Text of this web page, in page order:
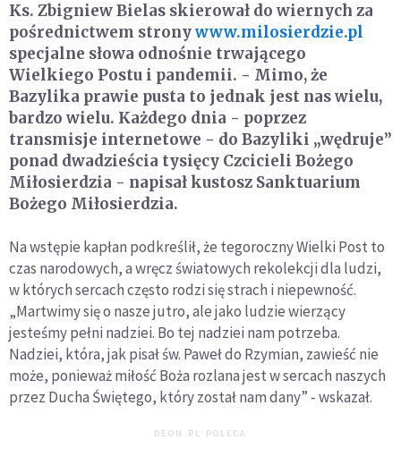
Ks. Zbigniew Bielas skierował do wiernych za
pośrednictwem stronywww.milosierdzie.pl
specjalne słowa odnośnie trwającego
Wielkiego Postu i pandemii. - Mimo, że
Bazylika prawie pusta to jednak jest nas wielu,
bardzo wielu. Każdego dnia - poprzez
transmisje internetowe - do Bazyliki „wędruje”
ponad dwadzieścia tysięcy Czcicieli Bożego
Miłosierdzia - napisał kustosz Sanktuarium
Bożego Miłosierdzia.
Na wstępie kapłan podkreślił, że tegoroczny Wielki Post to
czas narodowych, a wręcz światowych rekolekcji dla ludzi,
w których sercach często rodzi się strach i niepewność.
„Martwimy się o nasze jutro, ale jako ludzie wierzący
jesteśmy pełni nadziei. Bo tej nadziei nam potrzeba.
Nadziei, która, jak pisał św. Paweł do Rzymian, zawieść nie
może, ponieważ miłość Boża rozlana jest w sercach naszych
przez Ducha Świętego, który został nam dany” - wskazał.
DEON.PL POLECA